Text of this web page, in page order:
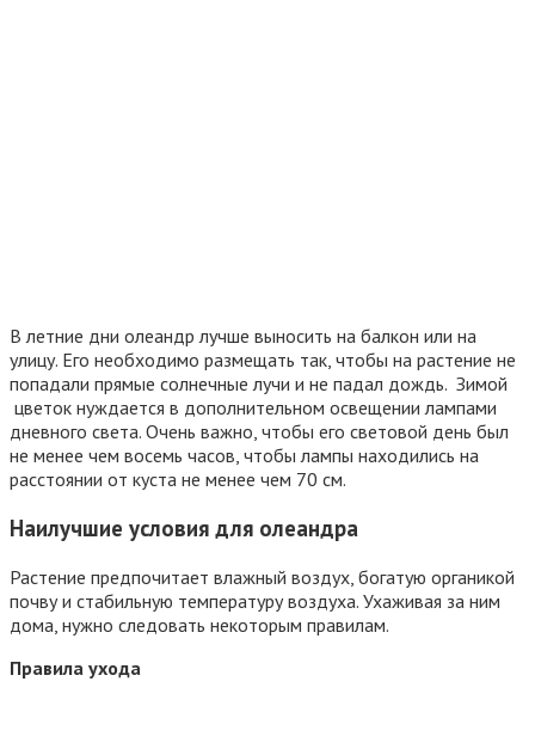
В летние дни олеандр лучше выносить на балкон или на
улицу. Его необходимо размещать так, чтобы на растение не
попадали прямые солнечные лучи и не падал дождь. Зимой
цветок нуждается в дополнительном освещении лампами
дневного света. Очень важно, чтобы его световой день был
не менее чем восемь часов, чтобы лампы находились на
расстоянии от куста не менее чем 70 см.
Наилучшие условия для олеандра
Растение предпочитает влажный воздух, богатую органикой
почву и стабильную температуру воздуха. Ухаживая за ним
дома, нужно следовать некоторым правилам.
Правила ухода